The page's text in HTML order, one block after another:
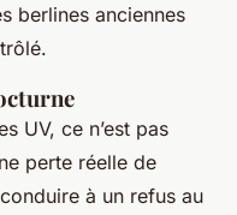
berlines anciennes
UV, ce n’est pas
perte réelle de
à un refus au